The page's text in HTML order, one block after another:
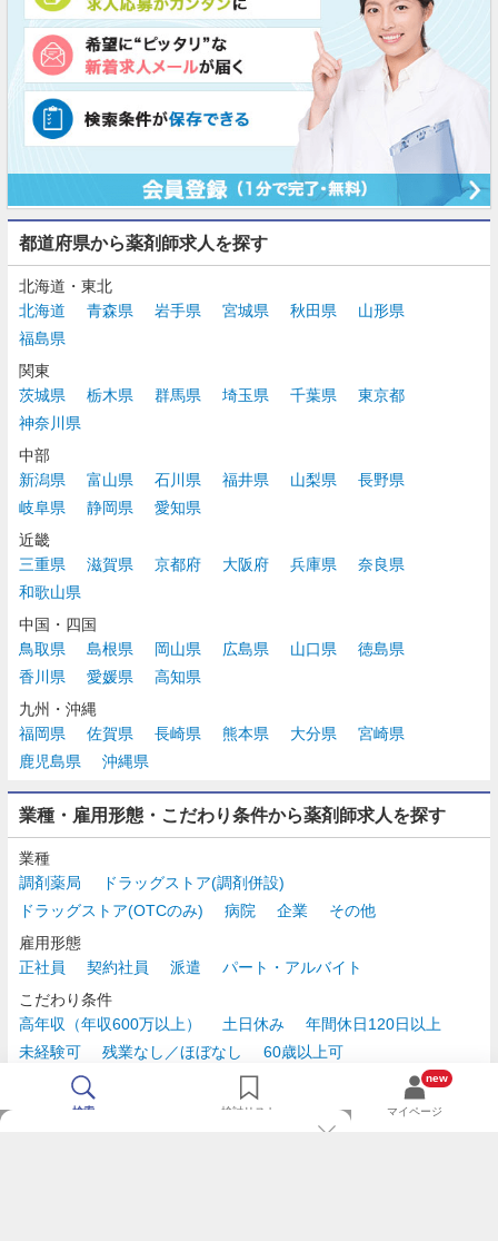
都道府県から薬剤師求人を探す
北海道・東北
北海道
青森県 岩手県 宮城県 秋田県
山形県
福島県
関東
茨城県
栃木県 群馬県 埼玉県 千葉県
東京都
神奈川県
中部
新潟県
富山県 石川県 福井県 山梨県
長野県
岐阜県
静岡県
愛知県
近畿
三重県
滋賀県 京都府 大阪府 兵庫県
奈良県
和歌山県
中国・四国
鳥取県
島根県 岡山県 広島県 山口県
徳島県
香川県
愛媛県
高知県
九州・沖縄
福岡県
佐賀県 長崎県 熊本県 大分県
宮崎県
鹿児島県
沖縄県
業種・雇用形態・こだわり条件から薬剤師求人を探す
業種
調剤薬局
ドラッグストア(調剤併設)
ドラッグストア(OTCのみ)
病院 企業
その他
雇用形態
正社員
契約社員 派遣
パート・アルバイト
こだわり条件
高年収（年収600万以上）
土日休み
年間休日120日以上
未経験可
残業なし／ほぼなし
60歳以上可
時給2,500円以上
検索 検討リスト
new
マイページ